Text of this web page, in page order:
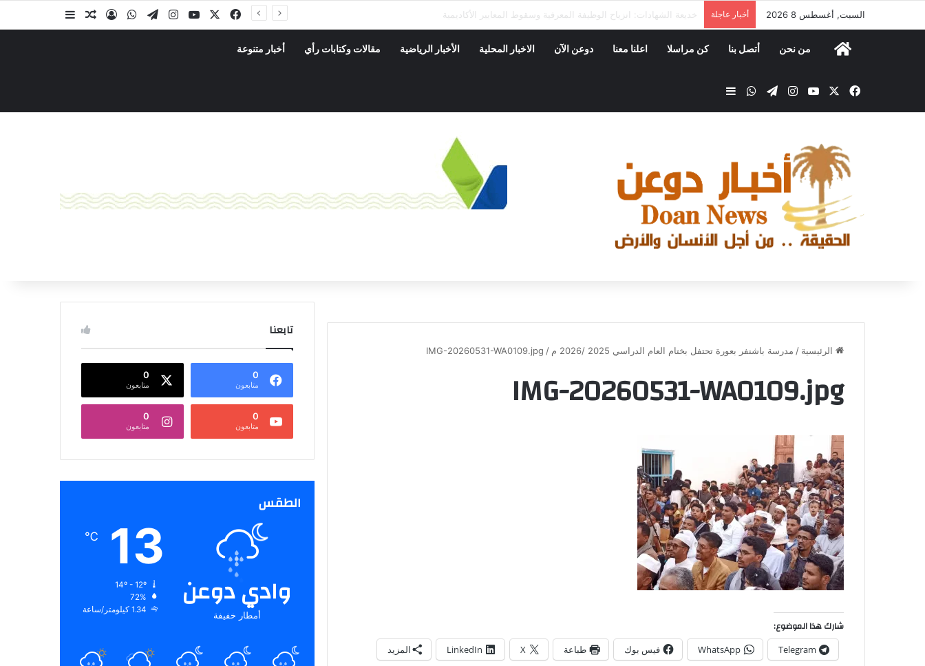
السبت, أغسطس 8 2026 أخبار عاجلة الخنبشي يؤكد أهمية منظمات المجتمع المدني في مساندة جهود السلطات المحلية ودعم القطاعات الحيوية
من نحن أتصل بنا كن مراسلا اعلنا معنا دوعن الآن الاخبار المحلية الأخبار الرياضية مقالات وكتابات رأي أخبار متنوعة
الرئيسية / مدرسة باشنفر بعورة تحتفل بختام العام الدراسي 2025 /2026 م /
IMG-20260531-WA0109.jpg
IMG-20260531-WA0109.jpg
شارك هذا الموضوع:
Telegram
WhatsApp فيس بوك طباعة X
LinkedIn المزيد
تابعنا
0
متابعون
0
متابعون
0
متابعون
0
متابعون
الطقس
وادي دوعن
أمطار خفيفة
13
℃
72%
1.34 كيلومتر/ساعة